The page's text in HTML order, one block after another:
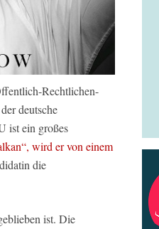
Rechtlichen-
deutsche
ist ein großes
wird er von einem
die
ist. Die